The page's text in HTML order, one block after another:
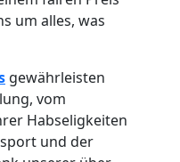
um alles, was
gewährleisten
vom
Habseligkeiten
und der